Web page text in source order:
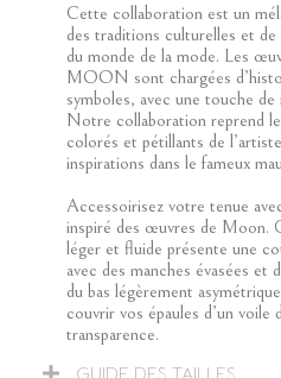
Cette collaboration est un
des traditions culturelles et de
du monde de la mode. Les
MOON sont chargées
symboles, avec une touche de
Notre collaboration reprend
colorés et pétillants de
inspirations dans le fameux
Accessoirisez votre tenue
inspiré des œuvres de Moon.
léger et fluide présente une
avec des manches évasées et
du bas légèrement
couvrir vos épaules d’un voile
transparence.
GUIDE DES TAILLES